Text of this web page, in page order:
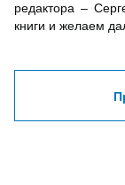
редактора –
книги и желаем